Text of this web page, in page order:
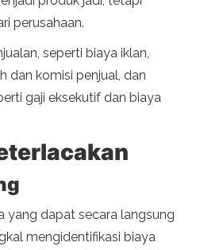
perusahaan.
seperti biaya iklan,
dan komisi penjual, dan
gaji eksekutif dan biaya
yang dapat secara langsung
mengidentifikasi biaya